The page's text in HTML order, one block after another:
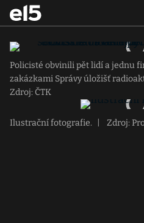
Policisté obvinili pět lidí a jednu
zakázkami Správy úložišť
Zdroj: ČTK
Ilustrační fotografie. Zdroj: